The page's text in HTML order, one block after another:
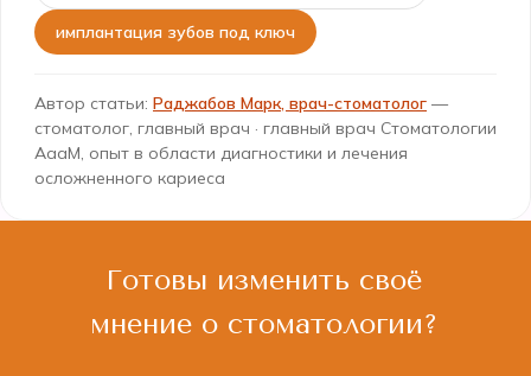
имплантация зубов под ключ
Автор статьи: Раджабов Марк, врач-стоматолог —
стоматолог, главный врач · главный врач Стоматологии
АааМ, опыт в области диагностики и лечения
осложненного кариеса
Готовы изменить своё
мнение о стоматологии?